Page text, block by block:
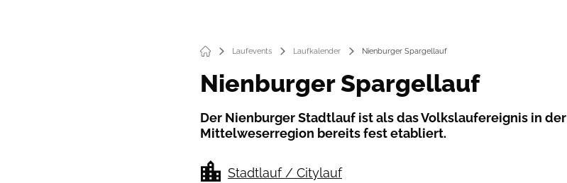
Laufevents Laufkalender Nienburger Spargellauf
Nienburger Spargellauf
Der Nienburger Stadtlauf ist als das Volkslaufereignis in der
Mittelweserregion bereits fest etabliert.
Stadtlauf / Citylauf